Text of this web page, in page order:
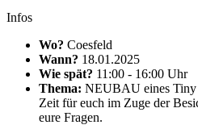
Infos
Wo? Coesfeld
Wann? 18.01.2025
Wie spät? 11:00 - 16:00 Uhr
Thema: NEUBAU eines Tiny
Zeit für euch im Zuge der
eure Fragen.